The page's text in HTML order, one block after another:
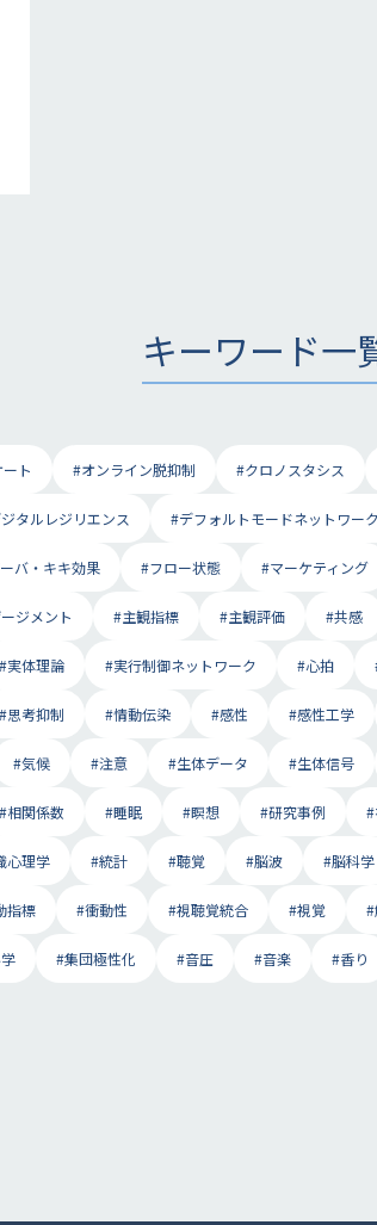
キーワード一
ト #オンライン脱抑制 #クロノスタシス
タルレジリエンス #デフォルトモードネットワーク
バ・キキ効果 #フロー状態 #マーケティング
ジメント #主観指標 #主観評価 #共感
#実体理論 #実行制御ネットワーク #心拍
#思考抑制 #情動伝染 #感性 #感性工学
#気候 #注意 #生体データ #生体信号
#相関係数 #睡眠 #瞑想 #研究事例
心理学 #統計 #聴覚 #脳波 #脳科学
指標 #衝動性 #視聴覚統合 #視覚
#集団極性化 #音圧 #音楽 #香り